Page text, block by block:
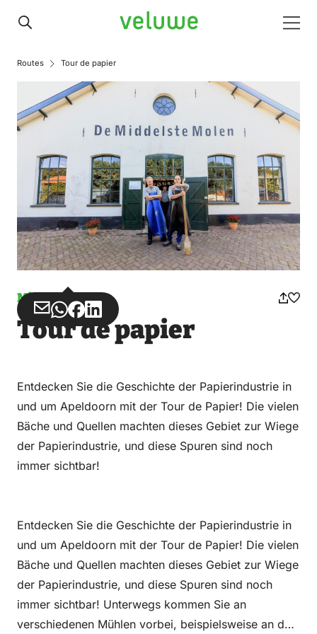
Veluwe
Routes Tour de papier
Missbrauch
Teilen
über
Teilen
über
Teilen
auf
Teilen
auf
Tour de papier
Entdecken Sie die Geschichte der Papierindustrie in
und um Apeldoorn mit der Tour de Papier! Die vielen
Bäche und Quellen machten dieses Gebiet zur Wiege
der Papierindustrie, und diese Spuren sind noch
immer sichtbar!
Entdecken Sie die Geschichte der Papierindustrie in
und um Apeldoorn mit der Tour de Papier! Die vielen
Bäche und Quellen machten dieses Gebiet zur Wiege
der Papierindustrie, und diese Spuren sind noch
immer sichtbar! Unterwegs kommen Sie an
verschiedenen Mühlen vorbei, beispielsweise an der